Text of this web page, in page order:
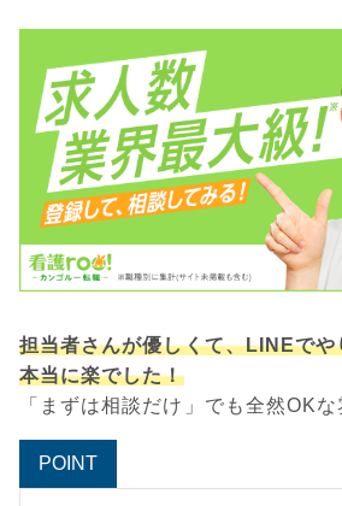
担当者さんが優しくて、LINEでや
本当に楽でした！
「まずは相談だけ」でも全然OKな
POINT